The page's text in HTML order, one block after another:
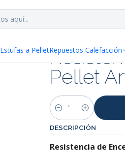
Estufas a PelletRepuestos Calefacción
Pellet
Cantidad
DESCRIPCIÓN
Resistencia de